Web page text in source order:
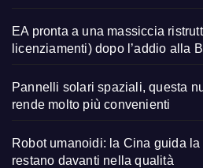
EA pronta a una massiccia
licenziamenti) dopo l’addio alla
Pannelli solari spaziali, questa
rende molto più convenienti
Robot umanoidi: la Cina guida
restano davanti nella qualità